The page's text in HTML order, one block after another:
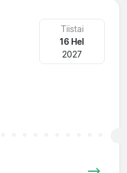
Tiistai
16 Hel
2027